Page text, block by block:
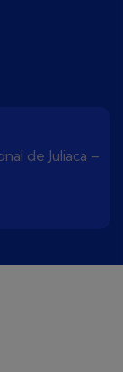
de Juliaca –